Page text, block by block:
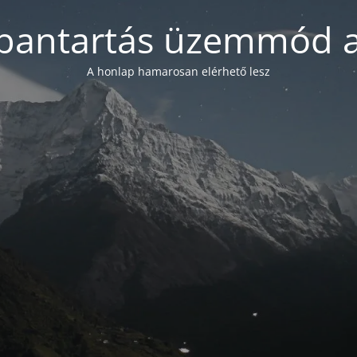
üzemmód
A honlap hamarosan elérhető lesz